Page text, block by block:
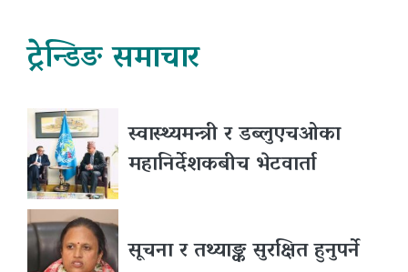
ट्रेन्डिङ समाचार
स्वास्थ्यमन्त्री र डब्लुएचओका
महानिर्देशकबीच भेटवार्ता
सूचना र तथ्याङ्क सुरक्षित हुनुपर्ने